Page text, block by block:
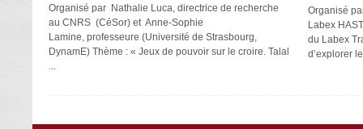
Organisé par Nathalie Luca, directrice de recherche
au CNRS (CéSor) et Anne-Sophie
Lamine, professeure (Université de Strasbourg,
DynamE) Thème : « Jeux de pouvoir sur le croire. Talal
...
Organisé
Labex
du Labex
d’explorer